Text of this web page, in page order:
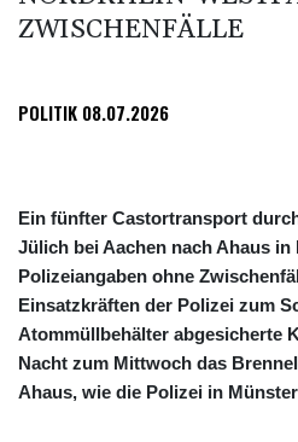
ZWISCHENFÄLLE
POLITIK 08.07.2026
Ein fünfter Castortransport
Jülich bei Aachen nach Ahaus
Polizeiangaben ohne
Einsatzkräften der Polizei zum
Atommüllbehälter abgesicherte
Nacht zum Mittwoch das
Ahaus, wie die Polizei in